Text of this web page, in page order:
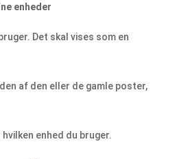
enheder
Det skal vises som en
af ​​den eller de gamle poster,
enhed du bruger.